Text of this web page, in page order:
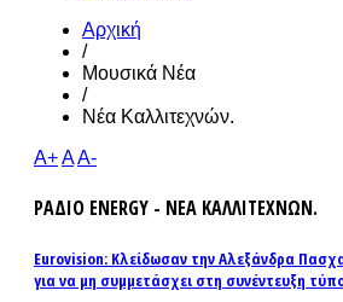
Αρχική
/
Μουσικά Νέα
/
Νέα Καλλιτεχνών.
A+AA-
ΡΑΔΙΟ ENERGY - ΝΕΑ ΚΑΛΛΙΤΕΧΝΩΝ.
Eurovision: Κλείδωσαν την Αλεξάνδρα
για να μη συμμετάσχει στη συνέντευξη